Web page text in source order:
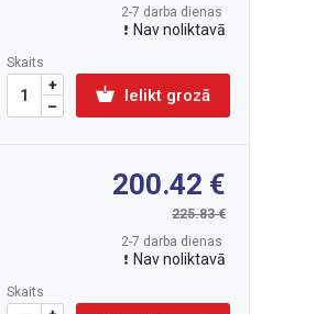
2-7 darba dienas
Nav noliktavā
Skaits
Ielikt grozā
200.42
225.83
2-7 darba dienas
Nav noliktavā
Skaits